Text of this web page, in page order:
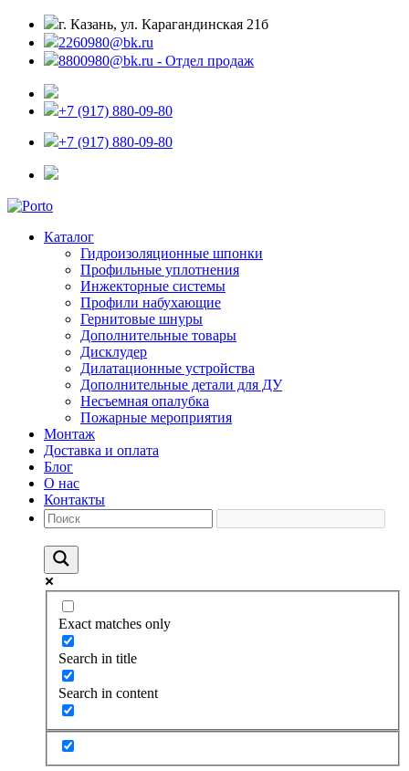
г. Казань, ул. Карагандинская 21б
2260980@bk.ru
8800980@bk.ru - Отдел продаж
+7 (917) 880-09-80
+7 (917) 880-09-80
Каталог
Гидроизоляционные шпонки
Профильные уплотнения
Инжекторные системы
Профили набухающие
Гернитовые шнуры
Дополнительные товары
Дисклудер
Дилатационные устройства
Дополнительные детали для ДУ
Несъемная опалубка
Пожарные мероприятия
Монтаж
Доставка и оплата
Блог
О нас
Контакты
Exact matches only
Search in title
Search in content